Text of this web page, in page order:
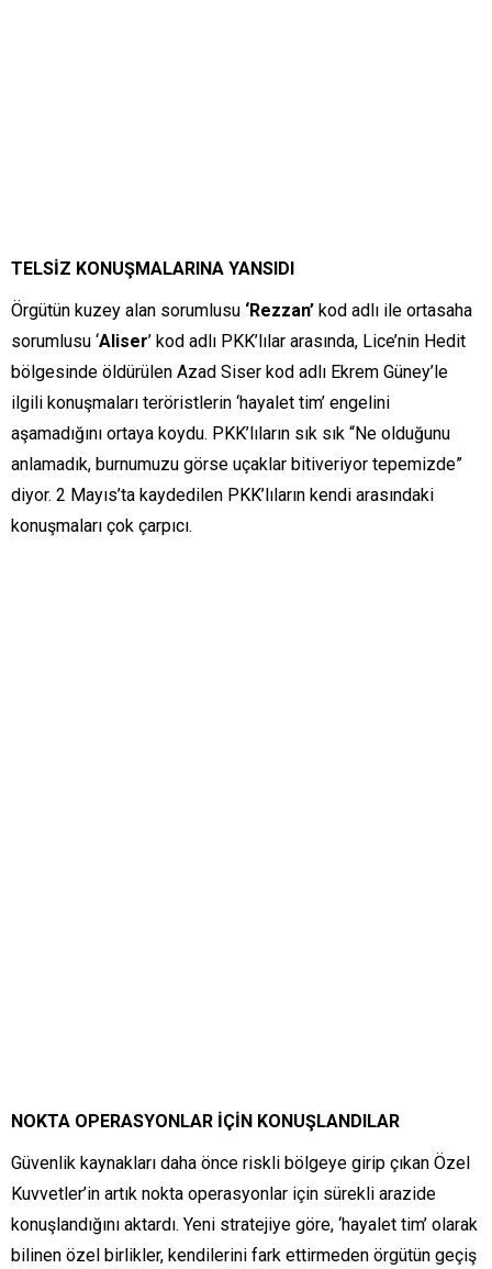
TELSİZ KONUŞMALARINA YANSIDI
Örgütün kuzey alan sorumlusu ‘Rezzan’ kod adlı ile ortasaha
sorumlusu ‘Aliser’ kod adlı PKK’lılar arasında, Lice’nin Hedit
bölgesinde öldürülen Azad Siser kod adlı Ekrem Güney’le
ilgili konuşmaları teröristlerin ‘hayalet tim’ engelini
aşamadığını ortaya koydu. PKK’lıların sık sık “Ne olduğunu
anlamadık, burnumuzu görse uçaklar bitiveriyor tepemizde”
diyor. 2 Mayıs’ta kaydedilen PKK’lıların kendi arasındaki
konuşmaları çok çarpıcı.
NOKTA OPERASYONLAR İÇİN KONUŞLANDILAR
Güvenlik kaynakları daha önce riskli bölgeye girip çıkan Özel
Kuvvetler’in artık nokta operasyonlar için sürekli arazide
konuşlandığını aktardı. Yeni stratejiye göre, ‘hayalet tim’ olarak
bilinen özel birlikler, kendilerini fark ettirmeden örgütün geçiş